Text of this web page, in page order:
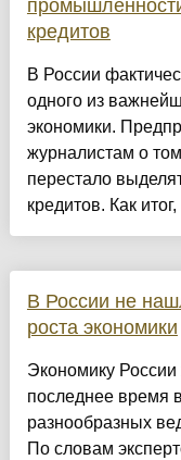
кредитов
В России
одного из
экономики.
журналистам о
перестало
кредитов. Как
В России не
роста экономики
Экономику
последнее время
разнообразных
По словам